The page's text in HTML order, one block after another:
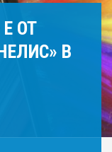
E ОТ
В